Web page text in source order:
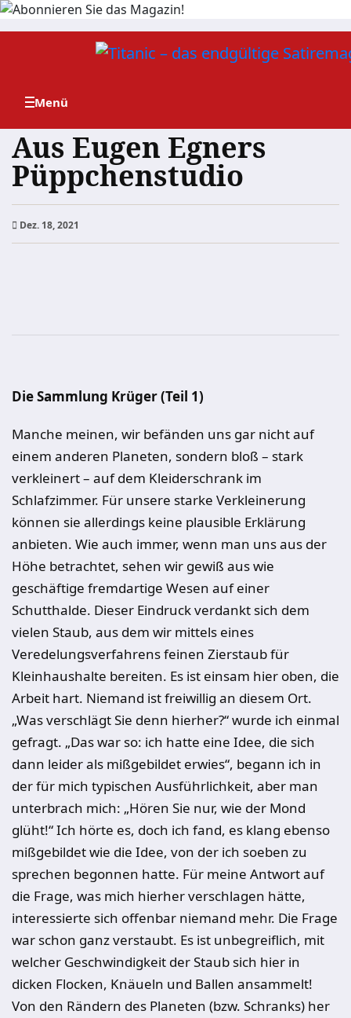
Zum
Aus Eugen Egners
Püppchenstudio
Dez. 18, 2021
Die Sammlung Krüger (Teil 1)
Manche meinen, wir befänden uns gar nicht auf
einem anderen Planeten, sondern bloß – stark
verkleinert – auf dem Kleiderschrank im
Schlafzimmer. Für unsere starke Verkleinerung
können sie allerdings keine plausible Erklärung
anbieten. Wie auch immer, wenn man uns aus der
Höhe betrachtet, sehen wir gewiß aus wie
geschäftige fremdartige Wesen auf einer
Schutthalde. Dieser Eindruck verdankt sich dem
vielen Staub, aus dem wir mittels eines
Veredelungsverfahrens feinen Zierstaub für
Kleinhaushalte bereiten. Es ist einsam hier oben, die
Arbeit hart. Niemand ist freiwillig an diesem Ort.
„Was verschlägt Sie denn hierher?“ wurde ich einmal
gefragt. „Das war so: ich hatte eine Idee, die sich
dann leider als mißgebildet erwies“, begann ich in
der für mich typischen Ausführlichkeit, aber man
unterbrach mich: „Hören Sie nur, wie der Mond
glüht!“ Ich hörte es, doch ich fand, es klang ebenso
mißgebildet wie die Idee, von der ich soeben zu
sprechen begonnen hatte. Für meine Antwort auf
die Frage, was mich hierher verschlagen hätte,
interessierte sich offenbar niemand mehr. Die Frage
war schon ganz verstaubt. Es ist unbegreiflich, mit
welcher Geschwindigkeit der Staub sich hier in
dicken Flocken, Knäueln und Ballen ansammelt!
Von den Rändern des Planeten (bzw. Schranks) her